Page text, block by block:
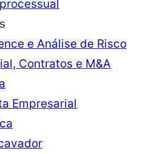
e Análise de Risco
Contratos e M&A
Empresarial